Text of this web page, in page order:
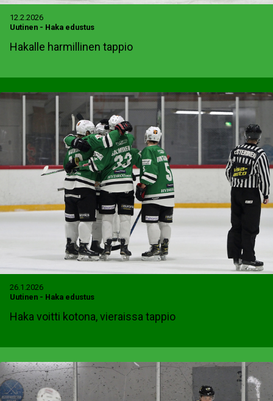
12.2.2026
Uutinen - Haka edustus
Hakalle harmillinen tappio
26.1.2026
Uutinen - Haka edustus
Haka voitti kotona, vieraissa tappio